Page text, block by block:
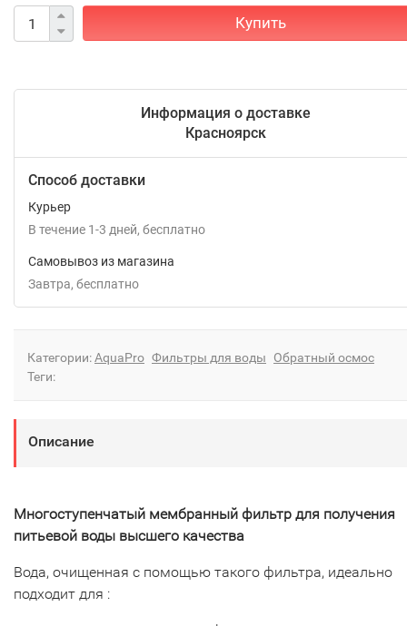
Купить
Информация о доставке
Красноярск
Способ доставки
Курьер
В течение 1-3 дней Бесплатно
Самовывоз из магазина
Завтра
Бесплатно
Категории:AquaPro Фильтры для воды
Обратный осмос
Теги:
Описание
Многоступенчатый мембранный фильтр для получения
питьевой воды высшего качества
Вода, очищенная с помощью такого фильтра, идеально
подходит для :